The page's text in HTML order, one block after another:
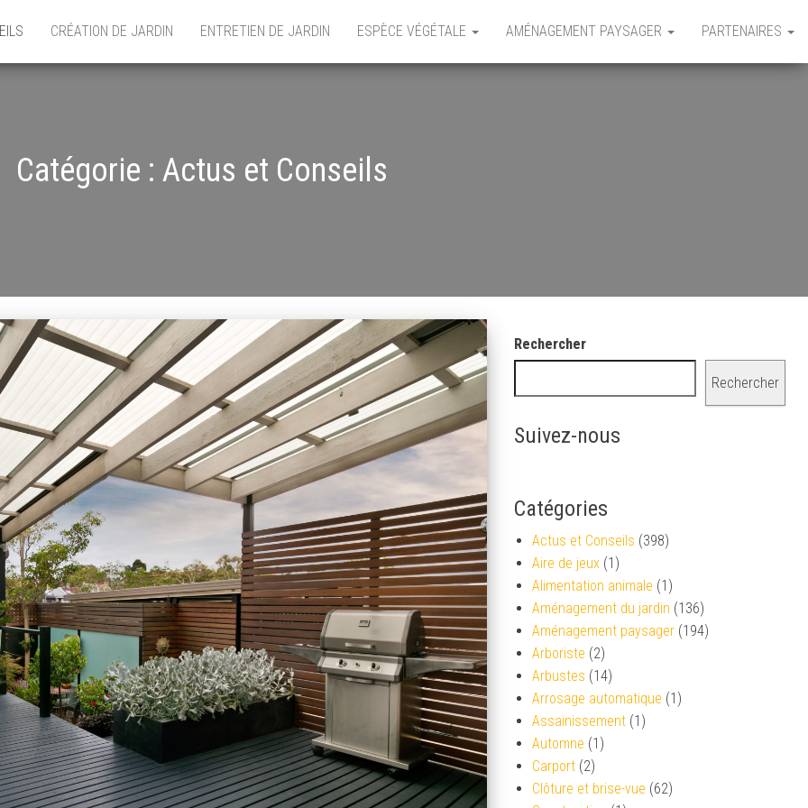
CRÉATION DE JARDIN ENTRETIEN DE JARDIN ESPÈCE VÉGÉTALE AMÉNAGEMENT PAYSAGER PARTENAIRES
Catégorie : Actus et Conseils
Rechercher
Rechercher
Suivez-nous
Catégories
Actus et Conseils (398)
Aire de jeux (1)
Alimentation animale (1)
Aménagement du jardin (136)
Aménagement paysager (194)
Arboriste (2)
Arbustes (14)
Arrosage automatique (1)
Assainissement (1)
Automne (1)
Carport (2)
Clôture et brise-vue (62)